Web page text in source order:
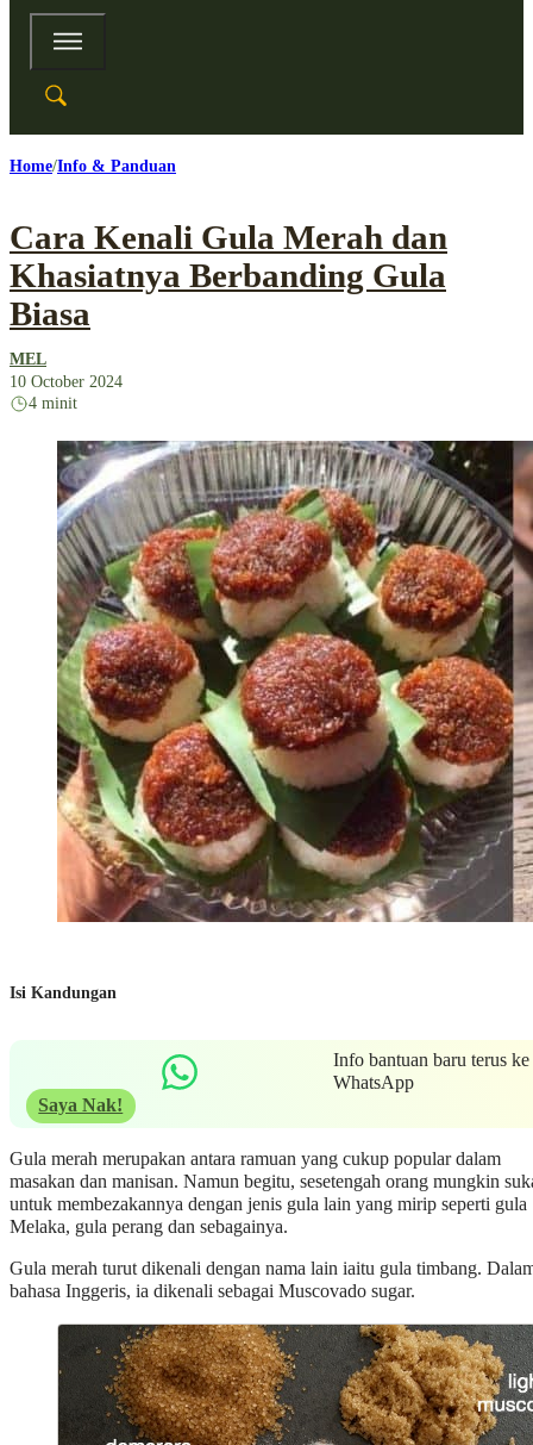
Home Info & Panduan
Cara Kenali Gula Merah dan
Khasiatnya Berbanding Gula
Biasa
MEL
10 October 2024
4 minit
Isi Kandungan
Info bantuan baru terus ke
WhatsApp
Saya Nak!
Gula merah merupakan antara ramuan yang cukup popular dalam
masakan dan manisan. Namun begitu, sesetengah orang mungkin
untuk membezakannya dengan jenis gula lain yang mirip seperti gula
Melaka, gula perang dan sebagainya.
Gula merah turut dikenali dengan nama lain iaitu gula timbang.
bahasa Inggeris, ia dikenali sebagai Muscovado sugar.